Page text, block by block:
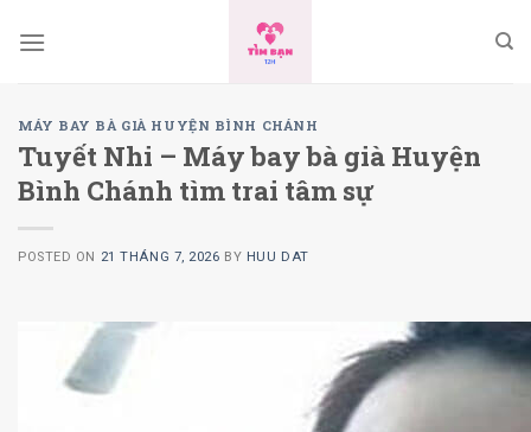
MÁY BAY BÀ GIÀ HUYỆN BÌNH CHÁNH
Tuyết Nhi – Máy bay bà già Huyện
Bình Chánh tìm trai tâm sự
POSTED ON 21 THÁNG 7, 2026 BY HUU DAT